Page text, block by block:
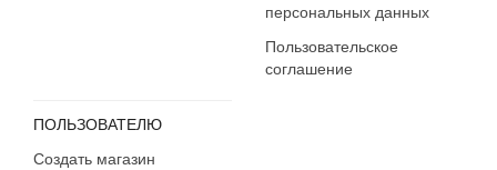
персональных данных
Пользовательское
соглашение
ПОЛЬЗОВАТЕЛЮ
Создать магазин